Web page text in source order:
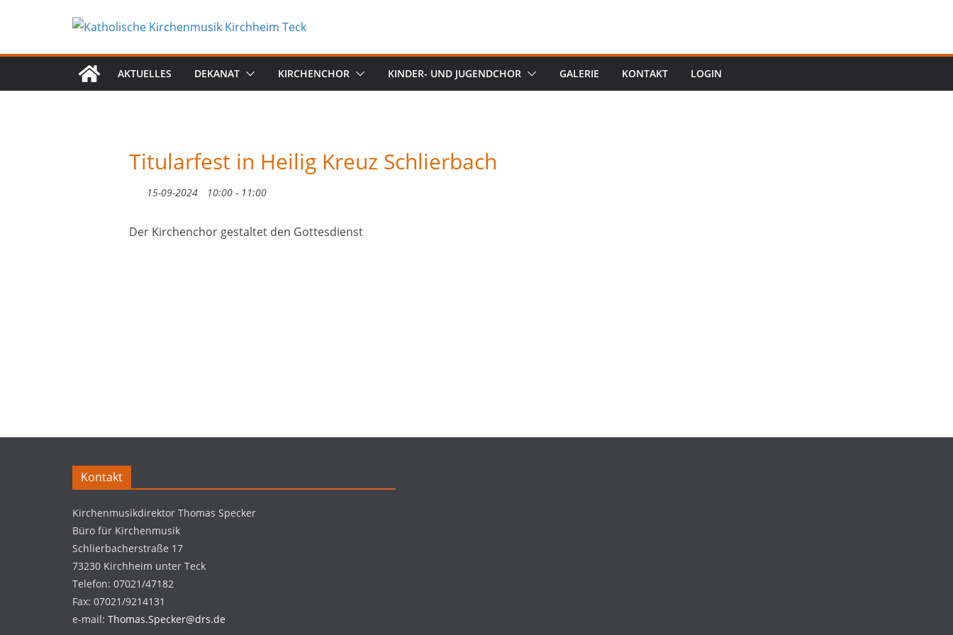
AKTUELLES DEKANAT KIRCHENCHOR KINDER- UND JUGENDCHOR GALERIE KONTAKT LOGIN
Titularfest in Heilig Kreuz Schlierbach
15-09-2024 10:00 - 11:00
Der Kirchenchor gestaltet den Gottesdienst
Kontakt
Kirchenmusikdirektor Thomas Specker
Büro für Kirchenmusik
Schlierbacherstraße 17
73230 Kirchheim unter Teck
Telefon: 07021/47182
Fax: 07021/9214131
e-mail: Thomas.Specker@drs.de